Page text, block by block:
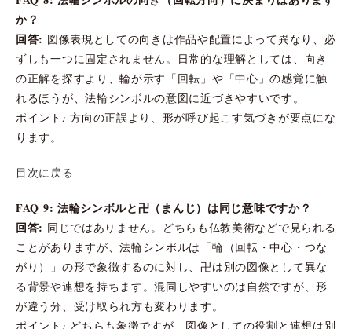
か？
回答: 図像表現としての向きは作品や配置によって異なり、必
ずしも一つに固定されません。日常的な理解としては、向き
の正解を探すより、輪が示す「回転」や「中心」の感覚に触
れるほうが、法輪シンボルの意図に近づきやすいです。
ポイント: 方向の正誤より、形が呼び起こす気づきが要点にな
ります。
目次に戻る
FAQ 9: 法輪シンボルと卍（まんじ）は同じ意味ですか？
回答: 同じではありません。どちらも仏教美術などで見られる
ことがありますが、法輪シンボルは「輪（回転・中心・つな
がり）」の形で象徴するのに対し、卍は別の図像として異な
る背景や連想を持ちます。混同しやすいのは自然ですが、形
が違う分、受け取られ方も変わります。
ポイント: どちらも象徴ですが、図像としての役割と連想は別